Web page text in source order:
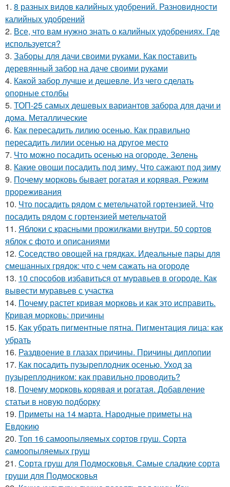
1. 8 разных видов калийных удобрений. Разновидности
калийных удобрений
2. Все, что вам нужно знать о калийных удобрениях. Где
используется?
3. Заборы для дачи своими руками. Как поставить
деревянный забор на даче своими руками
4. Какой забор лучше и дешевле. Из чего сделать
опорные столбы
5. ТОП-25 самых дешевых вариантов забора для дачи и
дома. Металлические
6. Как пересадить лилию осенью. Как правильно
пересадить лилии осенью на другое место
7. Что можно посадить осенью на огороде. Зелень
8. Какие овощи посадить под зиму. Что сажают под зиму
9. Почему морковь бывает рогатая и корявая. Режим
прореживания
10. Что посадить рядом с метельчатой гортензией. Что
посадить рядом с гортензией метельчатой
11. Яблоки с красными прожилками внутри. 50 сортов
яблок с фото и описаниями
12. Соседство овощей на грядках. Идеальные пары для
смешанных грядок: что с чем сажать на огороде
13. 10 способов избавиться от муравьев в огороде. Как
вывести муравьев с участка
14. Почему растет кривая морковь и как это исправить.
Кривая морковь: причины
15. Как убрать пигментные пятна. Пигментация лица: как
убрать
16. Раздвоение в глазах причины. Причины диплопии
17. Как посадить пузыреплодник осенью. Уход за
пузыреплодником: как правильно проводить?
18. Почему морковь корявая и рогатая. Добавление
статьи в новую подборку
19. Приметы на 14 марта. Народные приметы на
Евдокию
20. Топ 16 самоопыляемых сортов груш. Сорта
самоопыляемых груш
21. Сорта груш для Подмосковья. Самые сладкие сорта
груши для Подмосковья